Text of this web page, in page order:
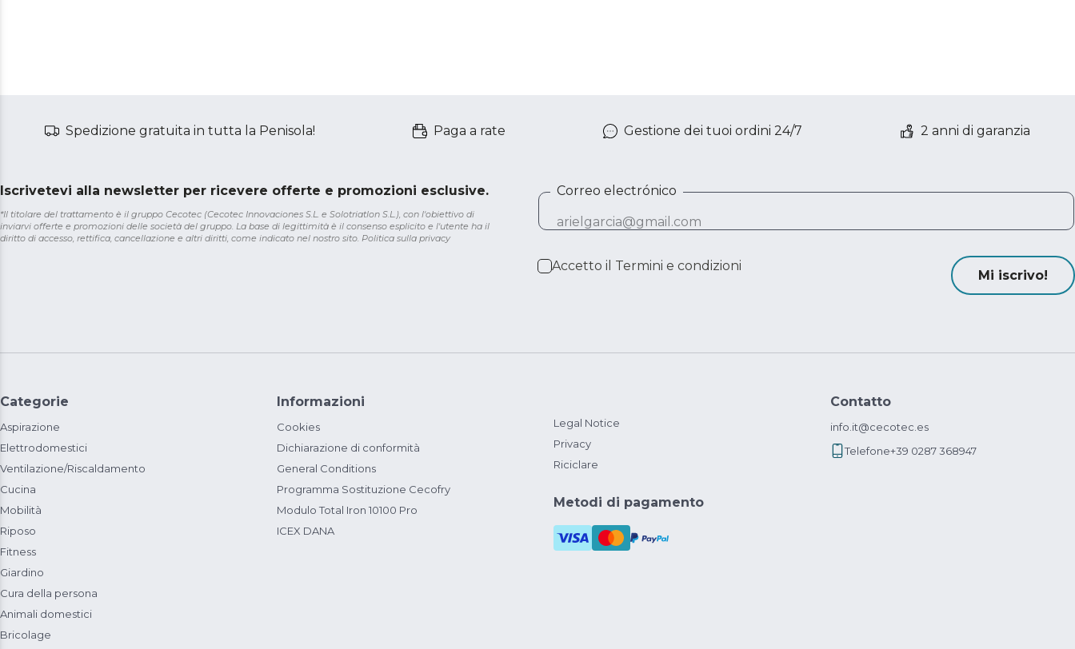
Spedizione gratuita in tutta la Penisola! Paga a rate Gestione dei tuoi ordini 24/7 2 anni di garanzia
Iscrivetevi alla newsletter per ricevere offerte e promozioni esclusive.
*Il titolare del trattamento è il gruppo Cecotec (Cecotec Innovaciones S.L. e Solotriatlon S.L.), con l'obiettivo di
inviarvi offerte e promozioni delle società del gruppo. La base di legittimità è il consenso esplicito e l'utente ha il
diritto di accesso, rettifica, cancellazione e altri diritti, come indicato nel nostro sito. Politica sulla privacy
Correo electrónico
Accetto il Termini e condizioni
Mi iscrivo!
Categorie
Aspirazione
Elettrodomestici
Ventilazione/Riscaldamento
Cucina
Mobilità
Riposo
Fitness
Giardino
Cura della persona
Animali domestici
Bricolage
Informazioni
Cookies
Dichiarazione di conformità
General Conditions
Programma Sostituzione Cecofry
Modulo Total Iron 10100 Pro
ICEX DANA
Legal Notice
Privacy
Riciclare
Metodi di pagamento
Contatto
info.it@cecotec.es
Telefone+39 0287 368947